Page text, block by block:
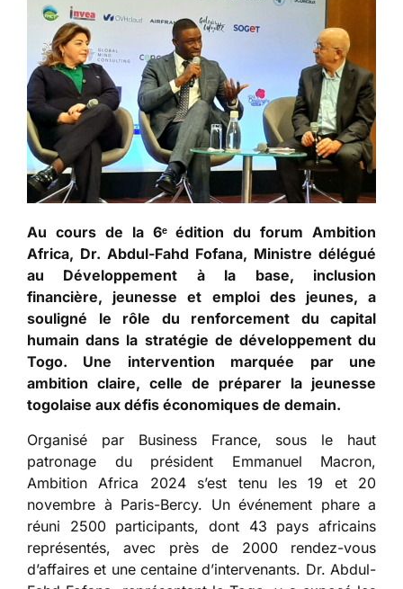
Au cours de la 6ᵉédition du forum Ambition
Africa, Dr. Abdul-Fahd Fofana, Ministre délégué
au Développement à la base, inclusion
financière, jeunesse et emploi des jeunes, a
souligné le rôle du renforcement du capital
humain dans la stratégie de développement du
Togo. Une intervention marquée par une
ambition claire, celle de préparer la jeunesse
togolaise aux défis économiques de demain.
Organisé par Business France, sous le haut
patronage du président Emmanuel Macron,
Ambition Africa 2024 s’est tenu les 19 et 20
novembre à Paris-Bercy. Un événement phare a
réuni 2500 participants, dont 43 pays africains
représentés, avec près de 2000 rendez-vous
d’affaires et une centaine d’intervenants. Dr. Abdul-